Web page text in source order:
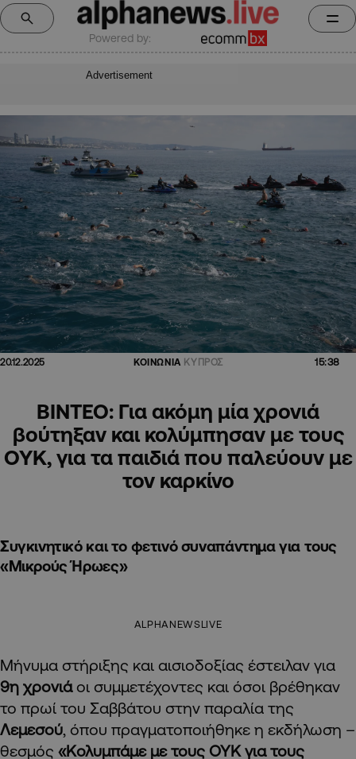
Powered by:
Advertisement
20.12.2025 ΚΟΙΝΩΝΙΑ ΚΥΠΡΟΣ 15:38
ΒΙΝΤΕΟ: Για ακόμη μία χρονιά
βούτηξαν και κολύμπησαν με τους
ΟΥΚ, για τα παιδιά που παλεύουν με
τον καρκίνο
Συγκινητικό και το φετινό συναπάντημα για τους
«Μικρούς Ήρωες»
ALPHANEWSLIVE
Μήνυμα στήριξης και αισιοδοξίας έστειλαν για
9η χρονιά οι συμμετέχοντες και όσοι βρέθηκαν
το πρωί του Σαββάτου στην παραλία της
Λεμεσού, όπου πραγματοποιήθηκε η εκδήλωση –
θεσμός «Κολυμπάμε με τους ΟΥΚ για τους